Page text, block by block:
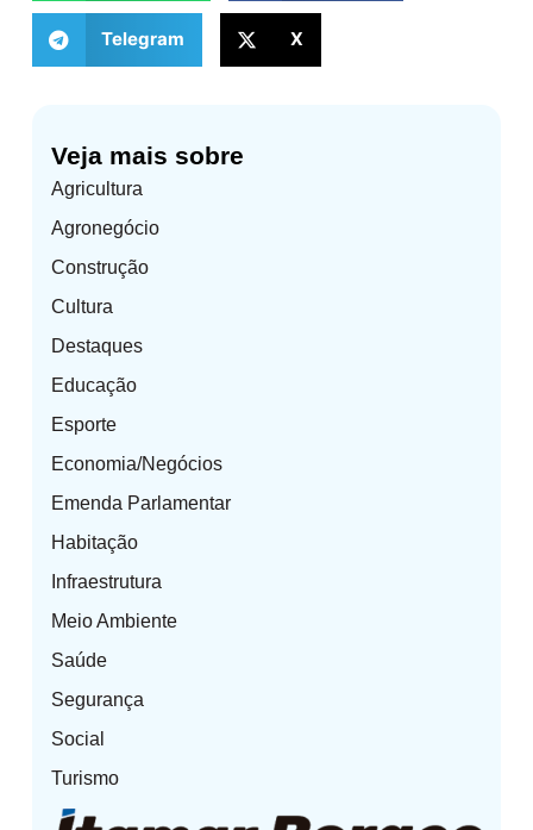
Veja mais sobre
Agricultura
Agronegócio
Construção
Cultura
Destaques
Educação
Esporte
Economia/Negócios
Emenda Parlamentar
Habitação
Infraestrutura
Meio Ambiente
Saúde
Segurança
Social
Turismo
Telegram X